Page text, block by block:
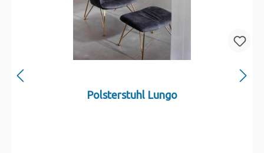
Polsterstuhl Lungo